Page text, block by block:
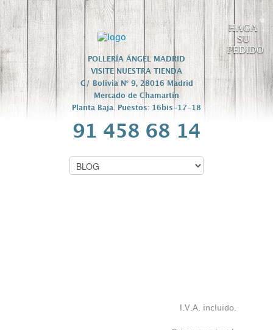
POLLERÍA ÁNGEL MADRID
VISITE NUESTRA TIENDA
C/ Bolivia Nº 9, 28016 Madrid
Mercado de Chamartín
Planta Baja. Puestos: 16bis-17-18
91 458 68 14
HAGA
SU
PEDIDO
I.V.A. incluido.